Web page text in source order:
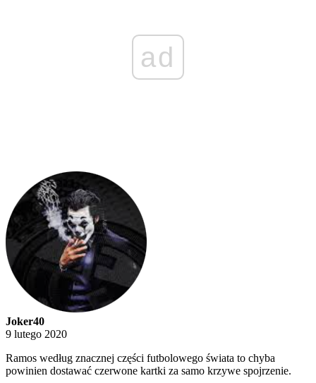
ad
Joker40
9 lutego 2020
Ramos według znacznej części futbolowego świata to chyba
powinien dostawać czerwone kartki za samo krzywe spojrzenie.